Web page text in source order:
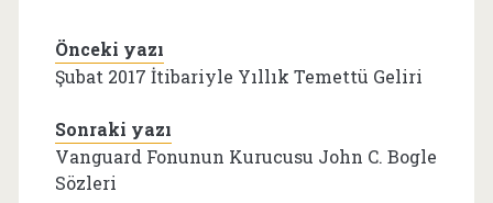
Önceki yazı
Şubat 2017 İtibariyle Yıllık Temettü Geliri
Sonraki yazı
Vanguard Fonunun Kurucusu John C. Bogle
Sözleri